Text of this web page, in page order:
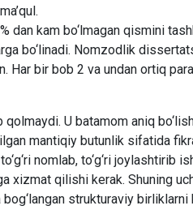
dan kam bo‘lmagan qismini
bo‘linadi. Nomzodlik
bir bob 2 va undan ortiq
U batamom aniq
mantiqiy butunlik sifatida
nomlab, to‘g‘ri joylashtirib
xizmat qilishi kerak. Shuning
strukturaviy